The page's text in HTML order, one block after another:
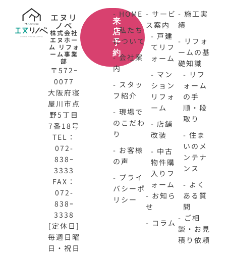
エヌリ
ノベ
株式会社
エヌホー
ム リフォ
ーム事業
部
〒572ｰ
0077
大阪府寝
屋川市点
野5丁目
7番18号
TEL：
072-
838ｰ
3333
FAX：
072-
838ｰ
3338
[定休日]
毎週日曜
日・祝日
来
店
予
約
- HOME
- 私たち
について
- 会社案
内
- スタッ
フ紹介
- 現場で
のこだわ
り
- お客様
の声
- プライ
バシーポ
リシー
- サービ
ス案内
- 戸建
てリフ
ォーム
- マン
ション
リフォ
ーム
- 店舗
改装
- 中古
物件購
入りフ
ォーム
- お知ら
せ
- コラム
- 施工実
績
- リフォ
ームの基
礎知識
- リフ
ォーム
の手
順・段
取り
- 住ま
いのメ
ンテナ
ンス
- よく
ある質
問
- ご相
談・お見
積り依頼